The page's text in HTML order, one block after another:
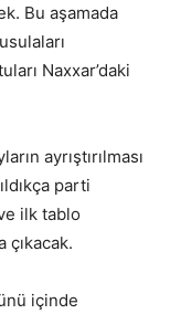
Bu aşamada
Naxxar’daki
ayrıştırılması
parti
ilk tablo
içinde